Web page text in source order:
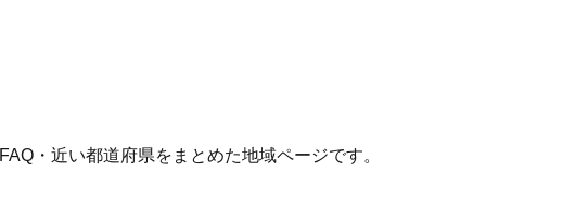
・近い都道府県をまとめた地域ページです。